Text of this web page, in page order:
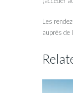
Les
auprès de